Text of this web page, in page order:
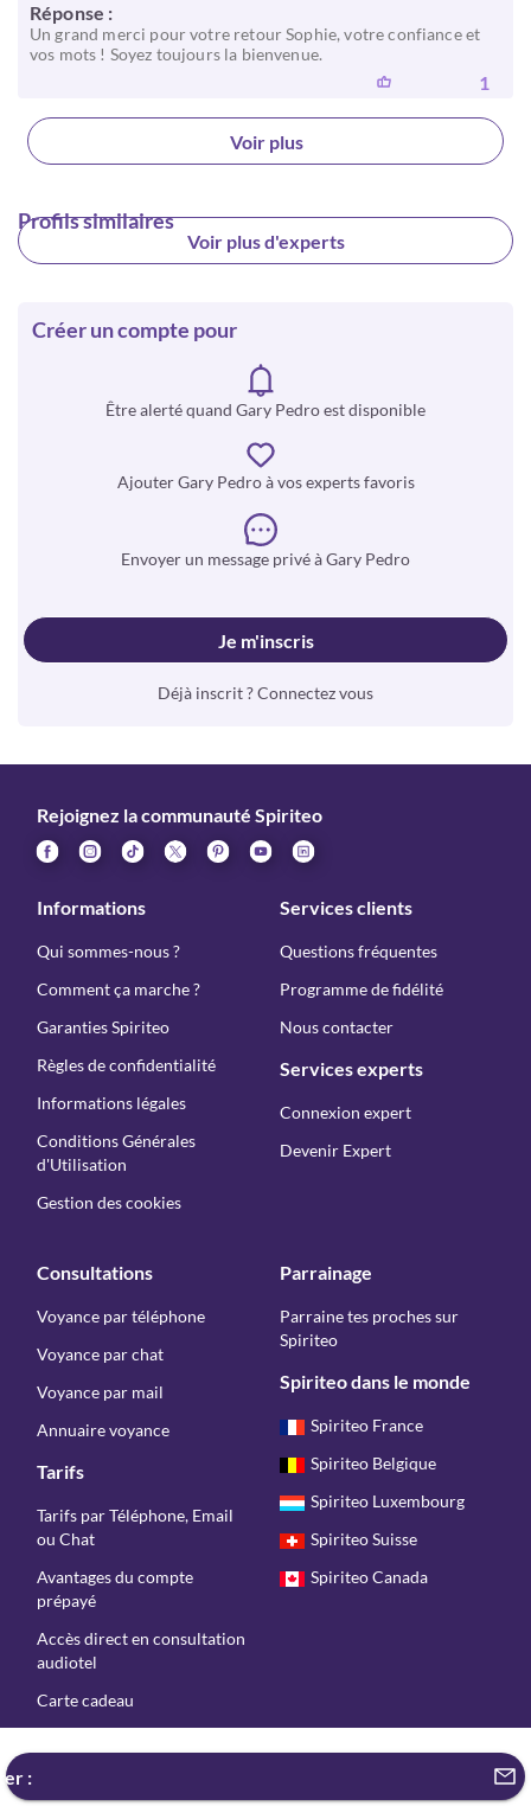
Réponse :
Un grand merci pour votre retour Sophie, votre confiance et
vos mots ! Soyez toujours la bienvenue.
1
Voir plus
Profils similaires
Voir plus d'experts
Créer un compte pour
Être alerté quand Gary Pedro est disponible
Ajouter Gary Pedro à vos experts favoris
Envoyer un message privé à Gary Pedro
Je m'inscris
Déjà inscrit ? Connectez vous
:
Rejoignez la communauté Spiriteo
Informations
Qui sommes-nous ?
Comment ça marche ?
Garanties Spiriteo
Règles de confidentialité
Informations légales
Conditions Générales
d'Utilisation
Gestion des cookies
Services clients
Questions fréquentes
Programme de fidélité
Nous contacter
Services experts
Connexion expert
Devenir Expert
Consultations
Voyance par téléphone
Voyance par chat
Voyance par mail
Annuaire voyance
Tarifs
Tarifs par Téléphone, Email
ou Chat
Avantages du compte
prépayé
Accès direct en consultation
audiotel
Carte cadeau
Parrainage
Parraine tes proches sur
Spiriteo
Spiriteo dans le monde
Spiriteo France
Spiriteo Belgique
Spiriteo Luxembourg
Spiriteo Suisse
Spiriteo Canada